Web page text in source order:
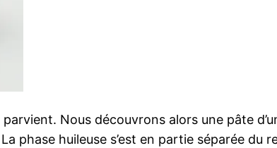
Nous découvrons alors une pâte
phase huileuse s’est en partie séparée du